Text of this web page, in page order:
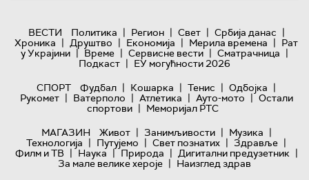
ВЕСТИ Политика | Регион | Свет | Србија данас |
Хроника | Друштво | Економија | Мерила времена | Рат
у Украјини | Време | Сервисне вести | Сматрачница |
Подкаст | ЕУ могућности 2026
СПОРТ
Фудбал | Кошарка | Тенис | Одбојка |
Рукомет | Ватерполо | Атлетика | Ауто-мото | Остали
спортови | Меморијал РТС
МАГАЗИН
Живот | Занимљивости | Музика |
Технологијa | Путујемо | Свет познатих | Здравље |
Филм и ТВ | Наука | Природа | Дигитални предузетник |
За мале велике хероје | Наизглед здрав